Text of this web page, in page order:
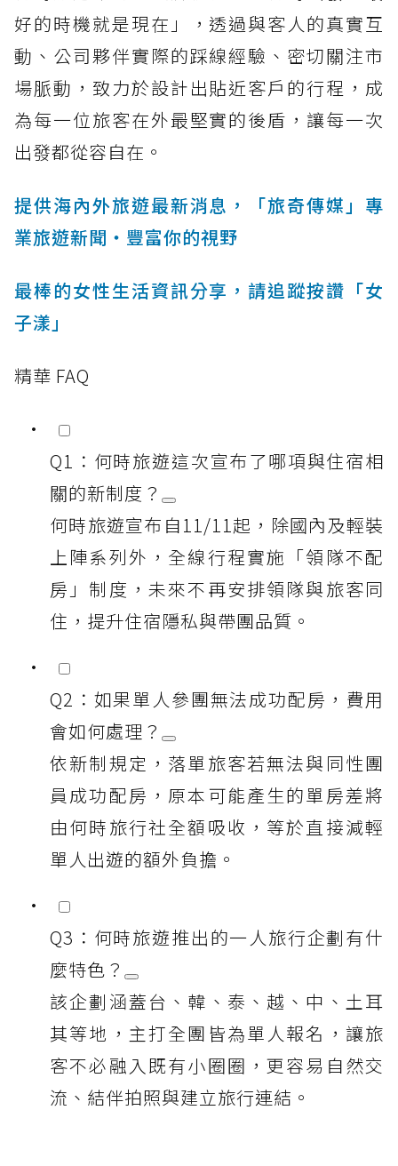
好的時機就是現在」，透過與客人的真實互
動、公司夥伴實際的踩線經驗、密切關注市
場脈動，致力於設計出貼近客戶的行程，成
為每一位旅客在外最堅實的後盾，讓每一次
出發都從容自在。
提供海內外旅遊最新消息，「旅奇傳媒」專
業旅遊新聞‧豐富你的視野
最棒的女性生活資訊分享，請追蹤按讚「女
子漾」
精華 FAQ
Q1：何時旅遊這次宣布了哪項與住宿相
關的新制度？
何時旅遊宣布自11/11起，除國內及輕裝
上陣系列外，全線行程實施「領隊不配
房」制度，未來不再安排領隊與旅客同
住，提升住宿隱私與帶團品質。
Q2：如果單人參團無法成功配房，費用
會如何處理？
依新制規定，落單旅客若無法與同性團
員成功配房，原本可能產生的單房差將
由何時旅行社全額吸收，等於直接減輕
單人出遊的額外負擔。
Q3：何時旅遊推出的一人旅行企劃有什
麼特色？
該企劃涵蓋台、韓、泰、越、中、土耳
其等地，主打全團皆為單人報名，讓旅
客不必融入既有小圈圈，更容易自然交
流、結伴拍照與建立旅行連結。